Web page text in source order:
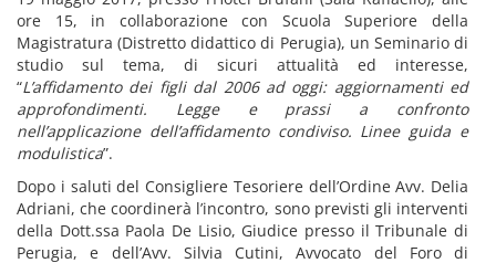
ore 15, in collaborazione con Scuola Superiore della
Magistratura (Distretto didattico di Perugia), un Seminario di
studio sul tema, di sicuri attualità ed interesse,
“L’affidamento dei figli dal 2006 ad oggi: aggiornamenti ed
approfondimenti. Legge e prassi a confronto
nell’applicazione dell’affidamento condiviso. Linee guida e
modulistica”.
Dopo i saluti del Consigliere Tesoriere dell’Ordine Avv. Delia
Adriani, che coordinerà l’incontro, sono previsti gli interventi
della Dott.ssa Paola De Lisio, Giudice presso il Tribunale di
Perugia, e dell’Avv. Silvia Cutini, Avvocato del Foro di